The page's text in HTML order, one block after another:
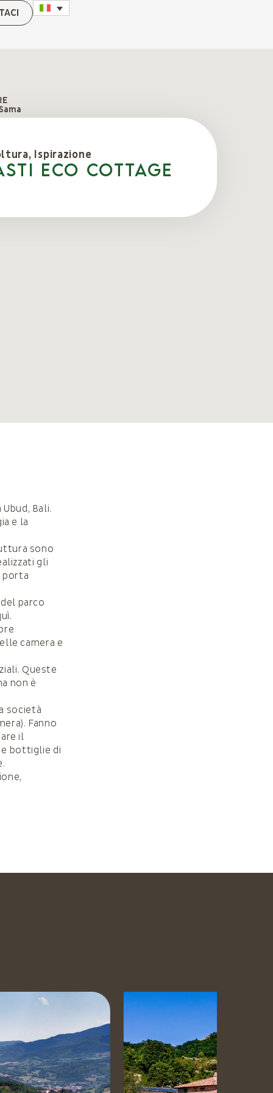
, Ispirazione
eco cottage
Bali.
e la
sono
gli
porta
parco
camera e
Queste
non è
società
Fanno
il
bottiglie di